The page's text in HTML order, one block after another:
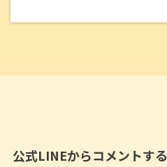
公式LINEからコメントする